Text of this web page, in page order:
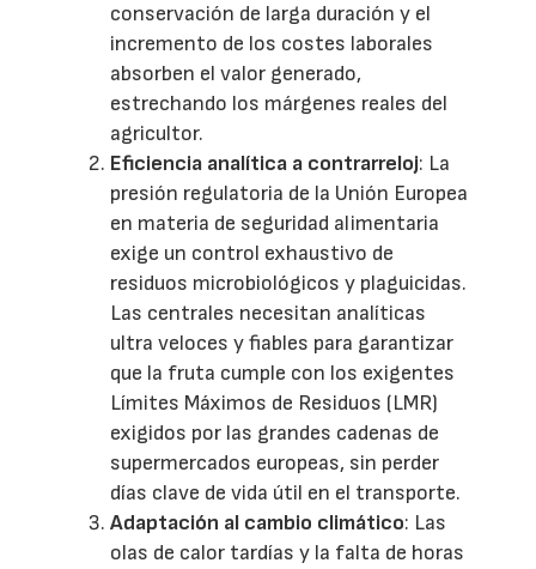
conservación de larga duración y el
incremento de los costes laborales
absorben el valor generado,
estrechando los márgenes reales del
agricultor.
Eficiencia analítica a contrarreloj: La
presión regulatoria de la Unión Europea
en materia de seguridad alimentaria
exige un control exhaustivo de
residuos microbiológicos y plaguicidas.
Las centrales necesitan analíticas
ultra veloces y fiables para garantizar
que la fruta cumple con los exigentes
Límites Máximos de Residuos (LMR)
exigidos por las grandes cadenas de
supermercados europeas, sin perder
días clave de vida útil en el transporte.
Adaptación al cambio climático: Las
olas de calor tardías y la falta de horas